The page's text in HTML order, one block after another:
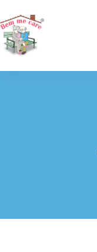
para
o
conteúdo